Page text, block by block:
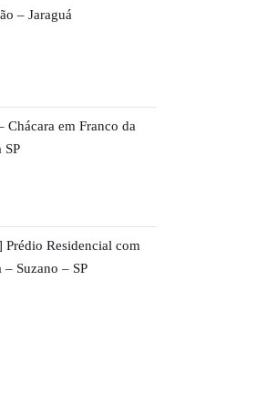
– Jaraguá
Chácara em Franco da
SP
Prédio Residencial com
– Suzano – SP